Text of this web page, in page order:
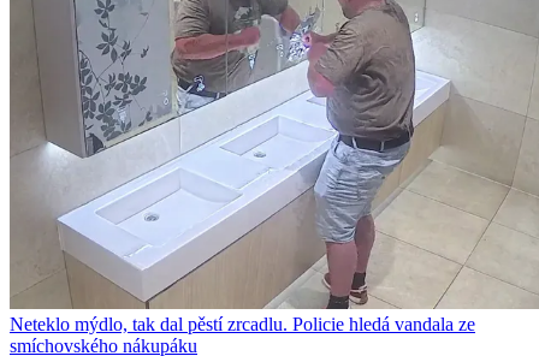
Neteklo mýdlo, tak dal pěstí zrcadlu. Policie hledá vandala ze
smíchovského nákupáku